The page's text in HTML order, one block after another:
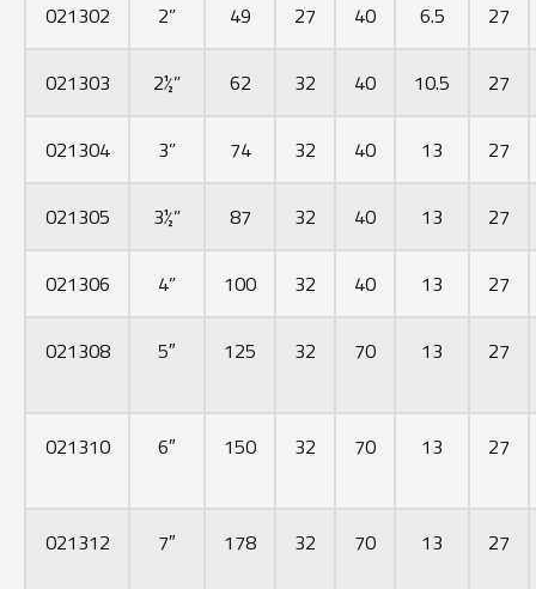
021302 2” 49 27 40 6.5 27
021303 2½” 62 32 40 10.5 27
021304 3” 74 32 40 13 27
021305 3½” 87 32 40 13 27
021306 4” 100 32 40 13 27
021308 5″ 125 32 70 13 27
021310 6″ 150 32 70 13 27
021312 7″ 178 32 70 13 27